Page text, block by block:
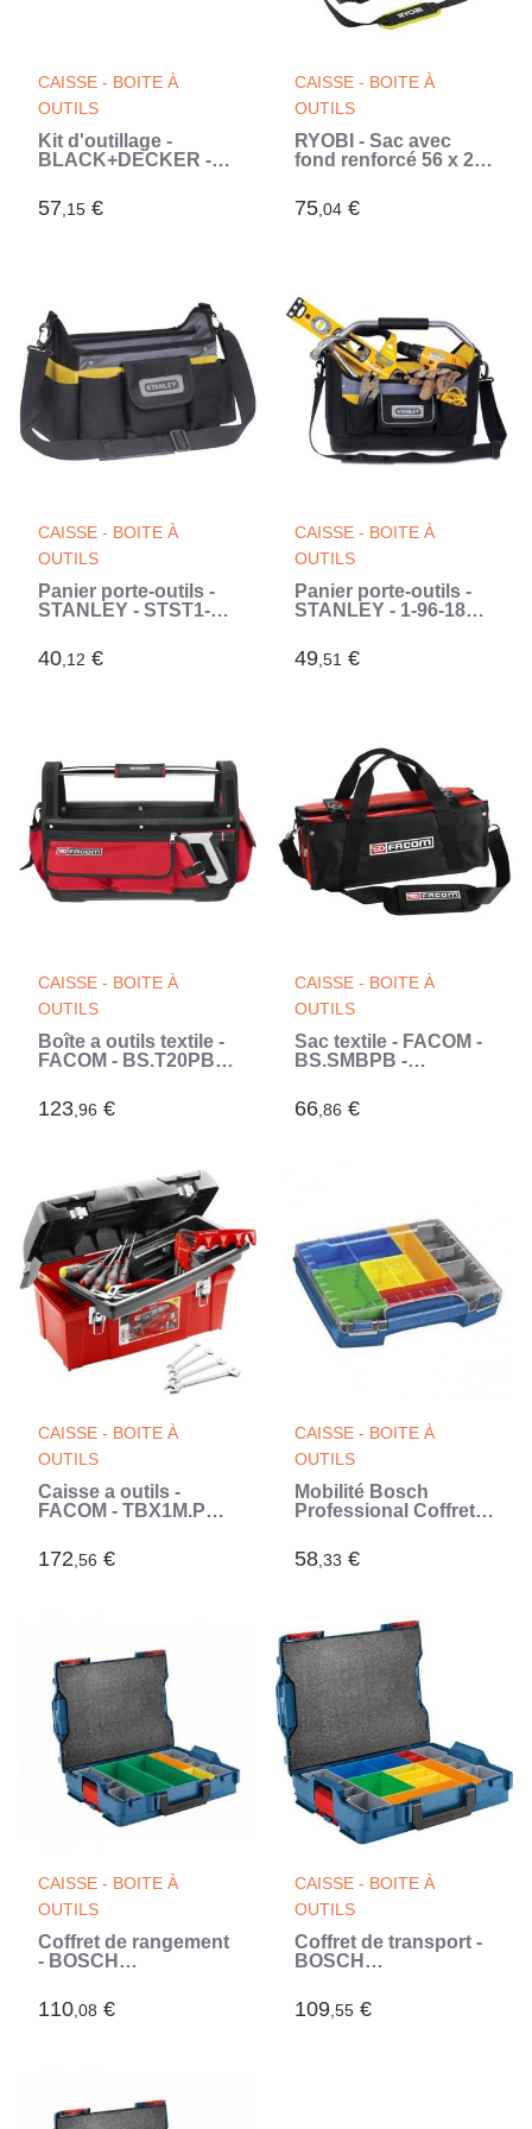
CAISSE - BOITE À
OUTILS
Kit d'outillage -
BLACK+DECKER -
accessoires -
embouts, clés,
57,15 €
CAISSE - BOITE À
OUTILS
RYOBI - Sac avec
fond renforcé 56 x 29
outils - RSSLTB1
(Vert)
75,04 €
CAISSE - BOITE À
OUTILS
Panier porte-outils -
STANLEY - STST1-
40,12 €
CAISSE - BOITE À
OUTILS
Panier porte-outils -
STANLEY - 1-96-182 -
49,51 €
CAISSE - BOITE À
OUTILS
Boîte a outils textile -
FACOM - BS.T20PB -
123,96 €
CAISSE - BOITE À
OUTILS
Sac textile - FACOM -
BS.SMBPB -
Confortable (Noir)
66,86 €
CAISSE - BOITE À
OUTILS
Caisse a outils -
FACOM - TBX1M.PB +
Protwist + 9 Clés
mâles + 4 Clés a
172,56 €
CAISSE - BOITE À
OUTILS
Mobilité Bosch
Professional Coffret
72, avec 10 casiers
colorés - 1600A001S8
58,33 €
CAISSE - BOITE À
OUTILS
Coffret de rangement
- BOSCH
BOXX 102 - 6 casiers -
ABS - 442 x 357 x 117
110,08 €
CAISSE - BOITE À
OUTILS
Coffret de transport -
BOSCH
BOXX 102 - 12 casiers
- Flexible - Compatible
109,55 €